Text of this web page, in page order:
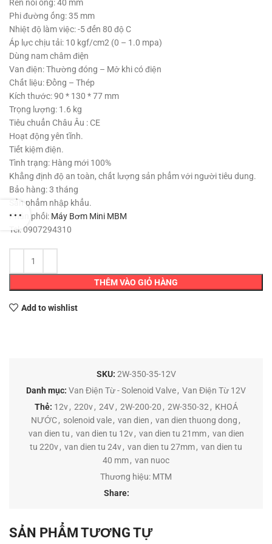
Ren nối ống: 40 mm
Phi đường ống: 35 mm
Nhiệt độ làm việc: -5 đến 80 độ C
Áp lực chịu tải: 10 kgf/cm2 (0 – 1.0 mpa)
Dùng nam châm điện
Van điện: Thường đóng – Mở khi có điện
Chất liệu: Đồng – Thép
Kích thước: 90 * 130 * 77 mm
Trọng lượng: 1.6 kg
Tiêu chuẩn Châu Âu : CE
Hoạt động yên tĩnh.
Tiết kiệm điện.
Tình trạng: Hàng mới 100%
Khẳng định độ an toàn, chất lượng sản phẩm với người tiêu dung.
Bảo hàng: 3 tháng
Sản phẩm nhập khẩu.
Phân phối: Máy Bơm Mini MBM
Tel: 0907294310
THÊM VÀO GIỎ HÀNG
Add to wishlist
SKU: 2W-350-35-12V
Danh mục: Van Điện Từ - Solenoid Valve, Van Điện Từ 12V
Thẻ: 12v , 220v , 24V , 2W-200-20 , 2W-350-32 , KHOÁ
NƯỚC , solenoid vale , van dien , van dien thuong dong ,
van dien tu , van dien tu 12v , van dien tu 21mm , van dien
tu 220v, van dien tu 24v, van dien tu 27mm, van dien tu
40 mm, van nuoc
Thương hiệu: MTM
Share:
SẢN PHẨM TƯƠNG TỰ